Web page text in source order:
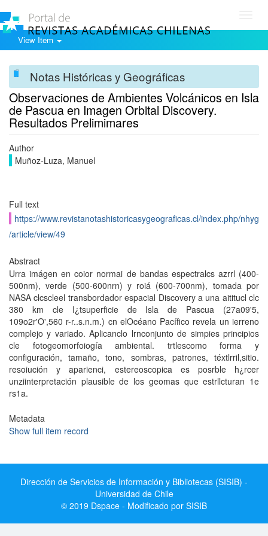
View Item
Notas Históricas y Geográficas
Observaciones de Ambientes Volcánicos en Isla
de Pascua en Imagen Orbital Discovery.
Resultados Prelimimares
Author
Muñoz-Luza, Manuel
Full text
https://www.revistanotashistoricasygeograficas.cl/index.php/nhyg
/article/view/49
Abstract
Urra imágen en coior normai de bandas espectralcs azrrl (400-
500nm), verde (500-600nrn) y roiá (600-700nm), tomada por
NASA clcscleel transbordador espacial Discovery a una aititucl clc
380 km cle I¿tsuperficie de Isla de Pascua (27a09'5,
109o2r'O',560 r-r..s.n.m.) cn elOcéano Pacífico revela un ierreno
complejo y variado. Aplicanclo lrnconjunto de simpies principios
cle fotogeomorfoiogía ambiental. trtlescomo forma y
configuración, tamaño, tono, sombras, patrones, téxtlrril,sitio.
resoiución y aparienci, estereoscopica es posrble h¿rcer
unziinterpretación plausible de los geomas que estrllcturan 1e
rs1a.
Metadata
Show full item record
Dirección de Servicios de Información y Bibliotecas (SISIB) -
Universidad de Chile
© 2019 Dspace - Modificado por SISIB